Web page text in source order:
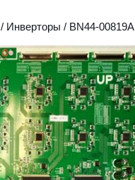
/ Инверторы / BN44-00819A